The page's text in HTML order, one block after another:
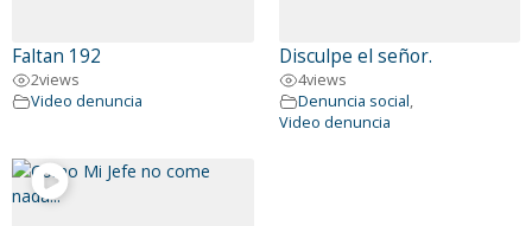
Faltan 192
2views
Video denuncia
Disculpe el señor.
4views
Denuncia social,
Video denuncia